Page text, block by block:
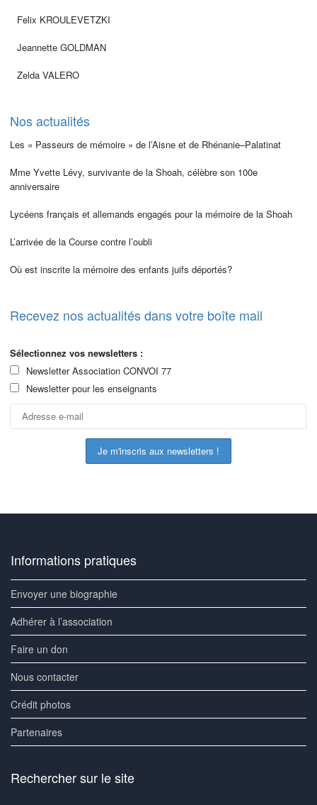
Felix KROULEVETZKI
Jeannette GOLDMAN
Zelda VALERO
Nos actualités
Les « Passeurs de mémoire » de l’Aisne et de Rhénanie–Palatinat
Mme Yvette Lévy, survivante de la Shoah, célèbre son 100e
anniversaire
Lycéens français et allemands engagés pour la mémoire de la Shoah
L’arrivée de la Course contre l’oubli
Où est inscrite la mémoire des enfants juifs déportés?
Recevez nos actualités dans votre boîte mail
Sélectionnez vos newsletters :
Newsletter Association CONVOI 77
Newsletter pour les enseignants
Informations pratiques
Envoyer une biographie
Adhérer à l’association
Faire un don
Nous contacter
Crédit photos
Partenaires
Rechercher sur le site